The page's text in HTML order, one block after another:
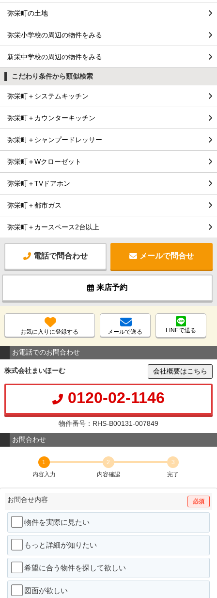
弥栄町の土地
弥栄小学校の周辺の物件をみる
新栄中学校の周辺の物件をみる
こだわり条件から類似検索
弥栄町＋システムキッチン
弥栄町＋カウンターキッチン
弥栄町＋シャンプードレッサー
弥栄町＋Wクローゼット
弥栄町＋TVドアホン
弥栄町＋都市ガス
弥栄町＋カースペース2台以上
電話で問合わせ メールで問合せ
来店予約
お気に入りに登録する メールで送る LINEで送る
お電話でのお問合わせ
株式会社まいほーむ 会社概要はこちら
0120-02-1146
物件番号：RHS-B00131-007849
お問合わせ
1
内容入力
2
内容確認
3
完了
お問合せ内容 必須
物件を実際に見たい
もっと詳細が知りたい
希望に合う物件を探して欲しい
図面が欲しい